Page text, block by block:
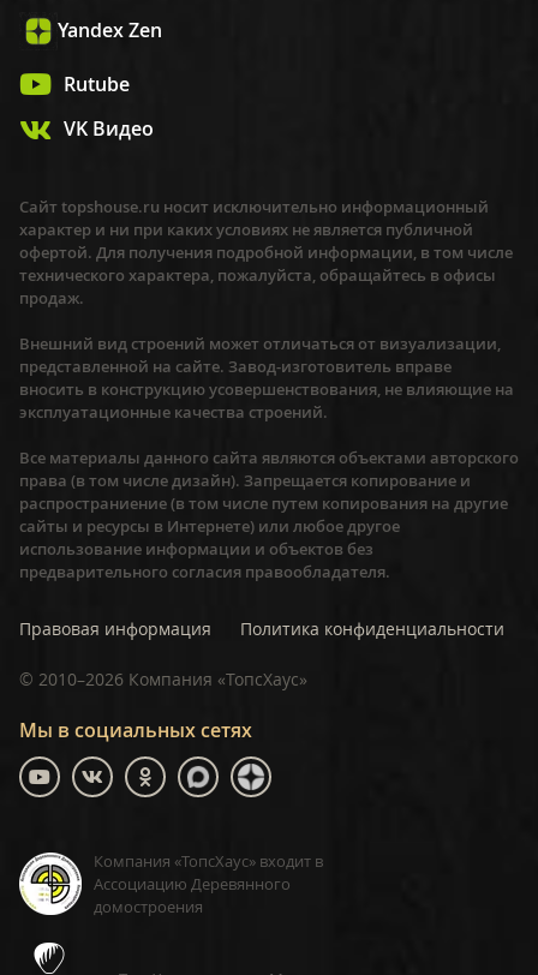
Yandex Zen
Rutube
VK Видео
Мы в социальных сетях
Компания «ТопсХаус» входит в
Ассоциацию Деревянного
домостроения
Сайт topshouse.ru носит исключительно информационный
характер и ни при каких условиях не является публичной
офертой. Для получения подробной информации, в том числе
технического характера, пожалуйста, обращайтесь в офисы
продаж.
Внешний вид строений может отличаться от визуализации,
представленной на сайте. Завод-изготовитель вправе
вносить в конструкцию усовершенствования, не влияющие на
эксплуатационные качества строений.
Все материалы данного сайта являются объектами авторского
права (в том числе дизайн). Запрещается копирование и
распространиение (в том числе путем копирования на другие
сайты и ресурсы в Интернете) или любое другое
использование информации и объектов без
предварительного согласия правообладателя.
Правовая информация Политика конфиденциальности
© 2010–2026 Компания «ТопсХаус»